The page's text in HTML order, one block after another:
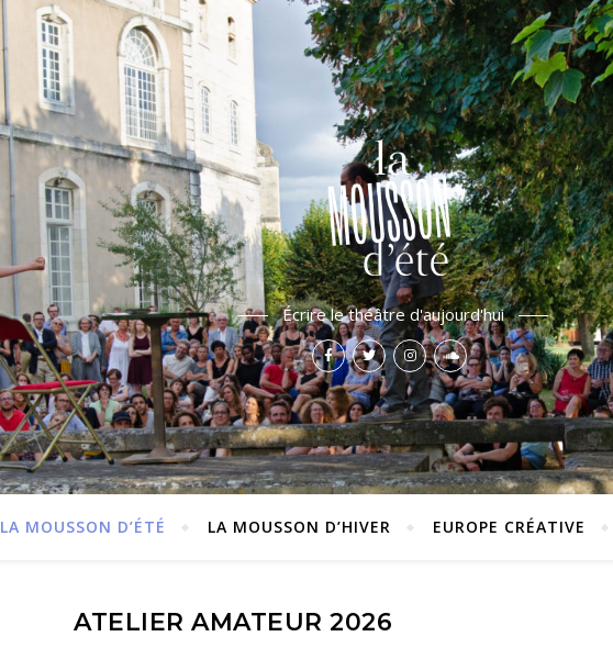
Écrire le théâtre d'aujourd'hui
LA MOUSSON D’ÉTÉ LA MOUSSON D’HIVER EUROPE CRÉATIVE
ATELIER AMATEUR 2026